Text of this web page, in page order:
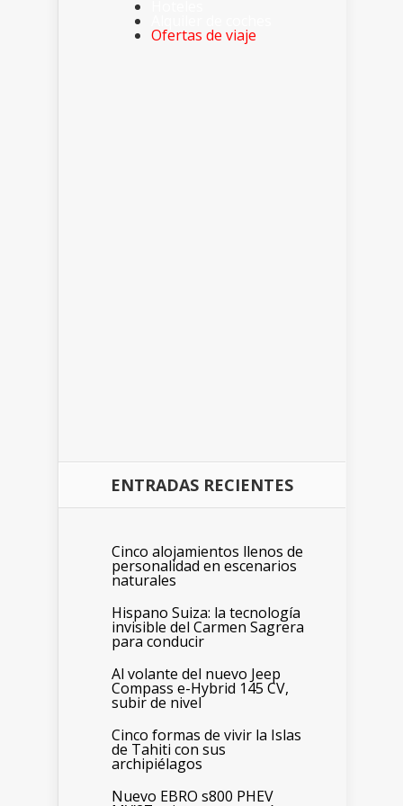
Ofertas de viaje
ENTRADAS RECIENTES
Cinco alojamientos llenos de
personalidad en escenarios
naturales
Hispano Suiza: la tecnología
invisible del Carmen Sagrera
para conducir
Al volante del nuevo Jeep
Compass e-Hybrid 145 CV,
subir de nivel
Cinco formas de vivir la Islas
de Tahiti con sus
archipiélagos
Nuevo EBRO s800 PHEV